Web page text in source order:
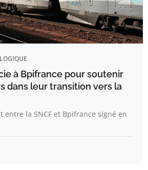
à Bpifrance pour soutenir
dans leur transition vers la
entre la SNCF et Bpifrance signé en